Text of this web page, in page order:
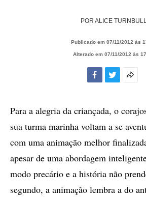
POR ALICE
Publicado em 07/11/2012 às
Alterado em 07/11/2012 às
Para a alegria da criançada, o
sua turma marinha voltam a se
com uma animação melhor
apesar de uma abordagem
modo precário e a história não
segundo, a animação lembra a do